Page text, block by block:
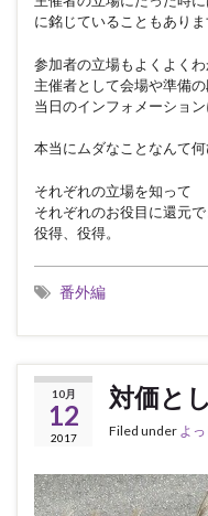
に銘じていることもありま
参加者の立場もよくよくわ
主催者として会場や準備
当日のインフォメーショ
本当にムダなことなんて何
それぞれの立場を知って
それぞれのお役目に還元で
役得、役得。
番外編
10月
12
2017
対価と
Filed under よ